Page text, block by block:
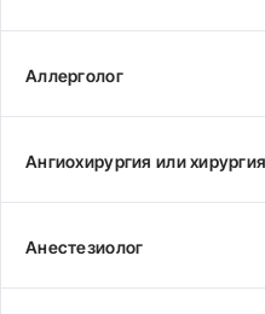
Аллерголог
Ангиохирургия или
Анестезиолог